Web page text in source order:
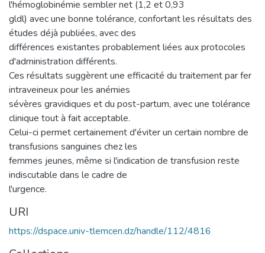
l'hémoglobinémie sembler net (1,2 et 0,93
gldl) avec une bonne tolérance, confortant les résultats des
études déjà publiées, avec des
différences existantes probablement liées aux protocoles
d'administration différents.
Ces résultats suggèrent une efficacité du traitement par fer
intraveineux pour les anémies
sévères gravidiques et du post-partum, avec une tolérance
clinique tout à fait acceptable.
Celui-ci permet certainement d'éviter un certain nombre de
transfusions sanguines chez les
femmes jeunes, même si l'indication de transfusion reste
indiscutable dans le cadre de
l'urgence.
URI
https://dspace.univ-tlemcen.dz/handle/112/4816